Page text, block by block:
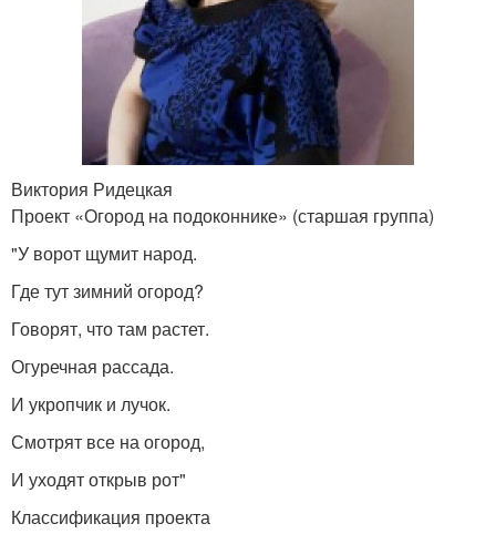
Виктория Ридецкая
Проект «Огород на подоконнике» (старшая группа)
"У ворот щумит народ.
Где тут зимний огород?
Говорят, что там растет.
Огуречная рассада.
И укропчик и лучок.
Смотрят все на огород,
И уходят открыв рот"
Классификация проекта